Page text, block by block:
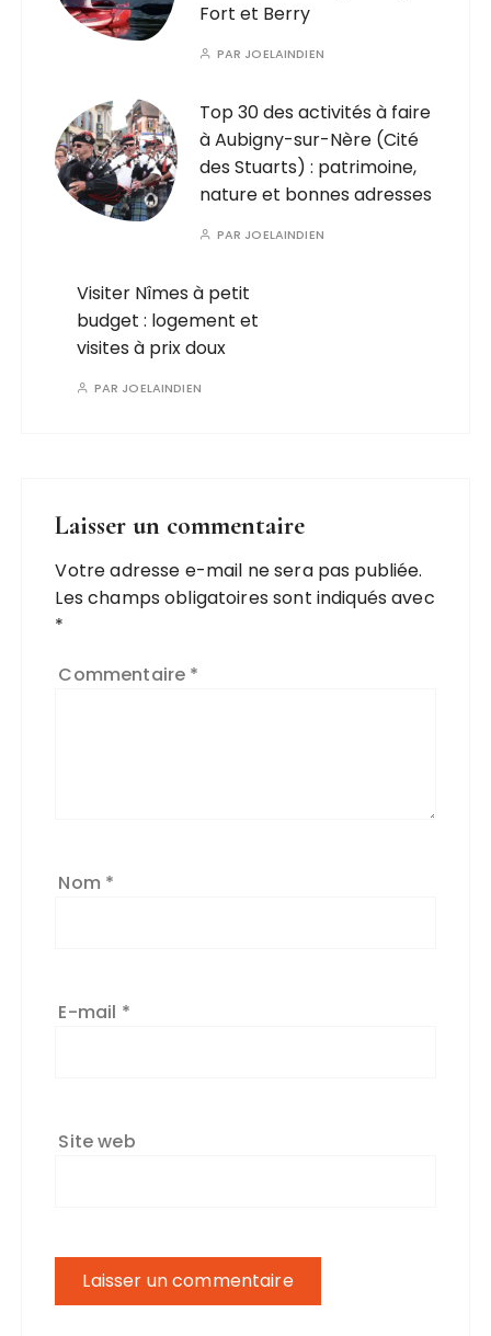
Fort et Berry
PAR JOELAINDIEN
Top 30 des activités à faire
à Aubigny-sur-Nère (Cité
des Stuarts) : patrimoine,
nature et bonnes adresses
PAR JOELAINDIEN
Visiter Nîmes à petit
budget : logement et
visites à prix doux
PAR JOELAINDIEN
Laisser un commentaire
Votre adresse e-mail ne sera pas publiée.
Les champs obligatoires sont indiqués avec
*
Commentaire *
Nom *
E-mail *
Site web